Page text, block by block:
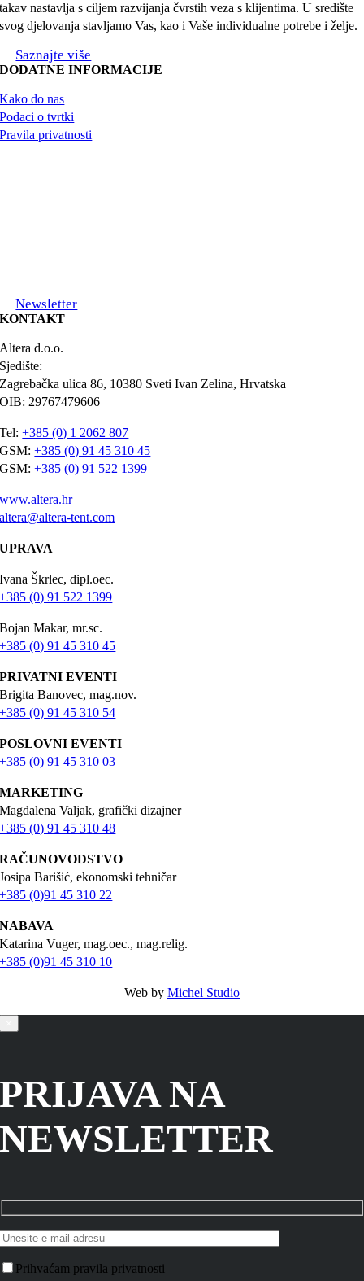
takav nastavlja s ciljem razvijanja čvrstih veza s klijentima. U središte
svog djelovanja stavljamo Vas, kao i Vaše individualne potrebe i želje.
Saznajte više
DODATNE INFORMACIJE
Kako do nas
Podaci o tvrtki
Pravila privatnosti
Newsletter
KONTAKT
Altera d.o.o.
Sjedište:
Zagrebačka ulica 86, 10380 Sveti Ivan Zelina, Hrvatska
OIB: 29767479606
Tel:+385 (0) 1 2062 807
GSM:+385 (0) 91 45 310 45
GSM:+385 (0) 91 522 1399
www.altera.hr
altera@altera-tent.com
UPRAVA
Ivana Škrlec, dipl.oec.
+385 (0) 91 522 1399
Bojan Makar, mr.sc.
+385 (0) 91 45 310 45
PRIVATNI EVENTI
Brigita Banovec, mag.nov.
+385 (0) 91 45 310 54
POSLOVNI EVENTI
+385 (0) 91 45 310 03
MARKETING
Magdalena Valjak, grafički dizajner
+385 (0) 91 45 310 48
RAČUNOVODSTVO
Josipa Barišić, ekonomski tehničar
+385 (0)91 45 310 22
NABAVA
Katarina Vuger, mag.oec., mag.relig.
+385 (0)91 45 310 10
Web by Michel Studio
PRIJAVA NA
NEWSLETTER
Prihvaćam pravila privatnosti